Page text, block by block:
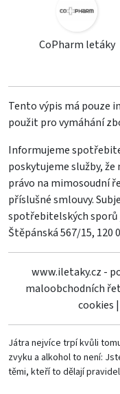
CoPharm letáky
Tento výpis má pouze
použit pro vymáhání
Informujeme
poskytujeme služby, že
právo na mimosoudní
příslušné smlouvy.
spotřebitelských sporů
Štěpánská 567/15, 120
www.iletaky.cz -
maloobchodních
cookies |
Játra nejvíce trpí kvůli
zvyku a alkohol to není:
těmi, kteří to dělají